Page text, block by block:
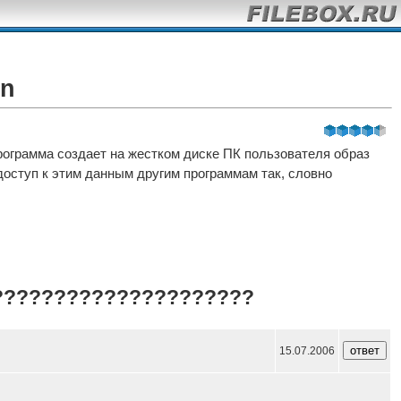
создает на жестком диске ПК пользователя образ
к этим данным другим программам так, словно
15.07.2006